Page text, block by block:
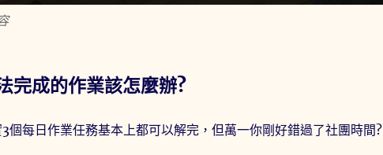
完成的作業該怎麼辦?
個每日作業任務基本上都可以解完，但萬一你剛好錯過了社團時間?